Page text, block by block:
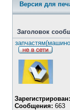
Версия для
Заголовок
Зарегистрирован:
Сообщения: 663